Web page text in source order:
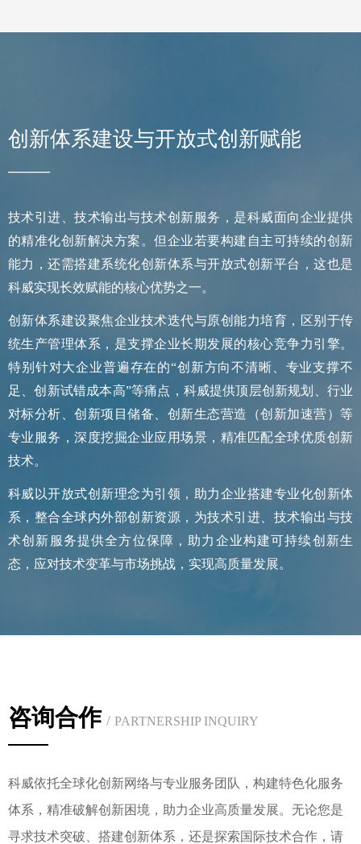
咨询合作 / PARTNERSHIP INQUIRY
科威依托全球化创新网络与专业服务团队，构建特色化服务
体系，精准破解创新困境，助力企业高质量发展。无论您是
寻求技术突破、搭建创新体系，还是探索国际技术合作，请
创新体系建设与开放式创新赋能
——
技术引进、技术输出与技术创新服务，是科威面向企业提供
的精准化创新解决方案。但企业若要构建自主可持续的创新
能力，还需搭建系统化创新体系与开放式创新平台，这也是
科威实现长效赋能的核心优势之一。
创新体系建设聚焦企业技术迭代与原创能力培育，区别于传
统生产管理体系，是支撑企业长期发展的核心竞争力引擎。
特别针对大企业普遍存在的“创新方向不清晰、专业支撑不
足、创新试错成本高”等痛点，科威提供顶层创新规划、行业
对标分析、创新项目储备、创新生态营造（创新加速营）等
专业服务，深度挖掘企业应用场景，精准匹配全球优质创新
技术。
科威以开放式创新理念为引领，助力企业搭建专业化创新体
系，整合全球内外部创新资源，为技术引进、技术输出与技
术创新服务提供全方位保障，助力企业构建可持续创新生
态，应对技术变革与市场挑战，实现高质量发展。